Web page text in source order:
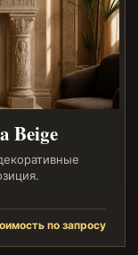
Beige
по запросу